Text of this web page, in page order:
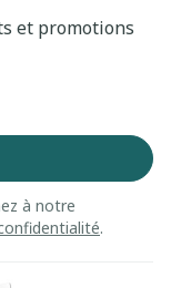
et promotions
à notre
.